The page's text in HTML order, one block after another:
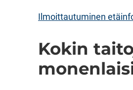
Ilmoittautuminen
Kokin